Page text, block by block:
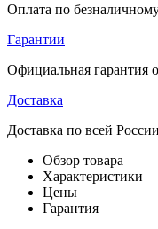
Оплата по
Гарантии
Официальная гарантия
Доставка
Доставка по всей
Обзор товара
Характеристики
Цены
Гарантия